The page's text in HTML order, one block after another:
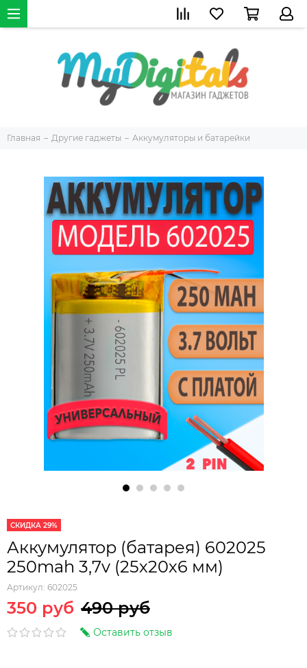
Главная Другие гаджеты Аккумуляторы и батарейки
СКИДКА 29%
Аккумулятор (батарея) 602025
250mah 3,7v (25х20х6 мм)
Артикул: 602025
350 руб 490 руб
Оставить отзыв